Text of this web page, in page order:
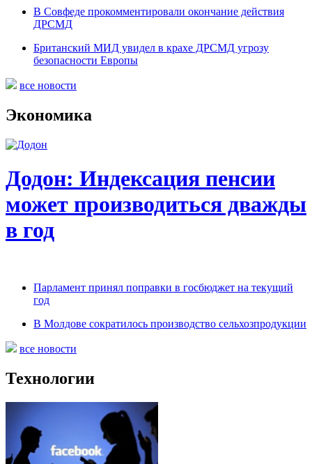
В Совфеде прокомментировали окончание действия
ДРСМД
Британский МИД увидел в крахе ДРСМД угрозу
безопасности Европы
все новости
Экономика
Додон: Индексация пенсии
может производиться дважды
в год
Парламент принял поправки в госбюджет на текущий
год
В Молдове сократилось производство сельхозпродукции
все новости
Технологии